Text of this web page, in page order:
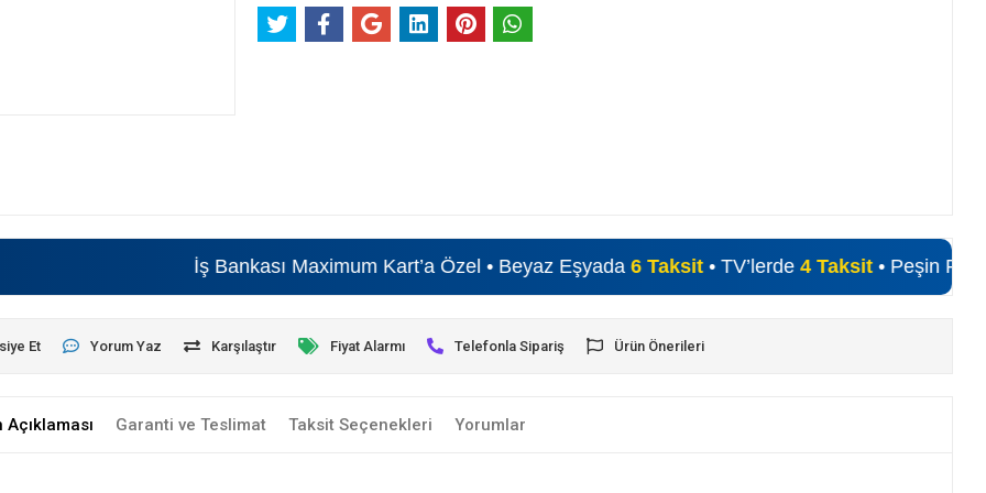
İş Bankası Maximum Kart’a Özel • Beyaz Eşyada6 Taksit• TV’lerde4 Taksit• Peşin Fiyatına
Et Yorum Yaz Karşılaştır Fiyat Alarmı Telefonla Sipariş Ürün Önerileri
Açıklaması Garanti ve Teslimat Taksit Seçenekleri Yorumlar